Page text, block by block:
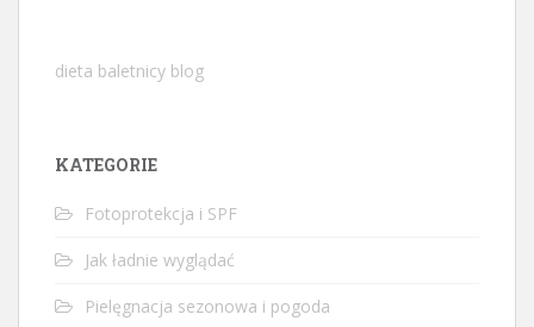
dieta baletnicy blog
KATEGORIE
Fotoprotekcja i SPF
Jak ładnie wyglądać
Pielęgnacja sezonowa i pogoda